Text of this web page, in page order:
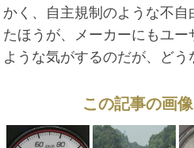
かく、自主規制のような不自
たほうが、メーカーにもユ
ような気がするのだが、どう
この記事の画